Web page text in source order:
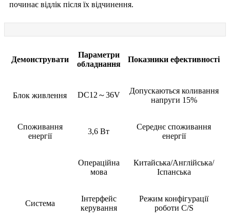
починає відлік після їх відчинення.
Демонструвати
Параметри
обладнання
Показники ефективності
Блок живлення DC12～36V
Допускаються коливання
напруги 15%
Споживання
енергії
3,6 Вт
Середнє споживання
енергії
Система
Операційна
мова
Китайська/Англійська/
Іспанська
Інтерфейс
керування
Режим конфігурації
роботи C/S